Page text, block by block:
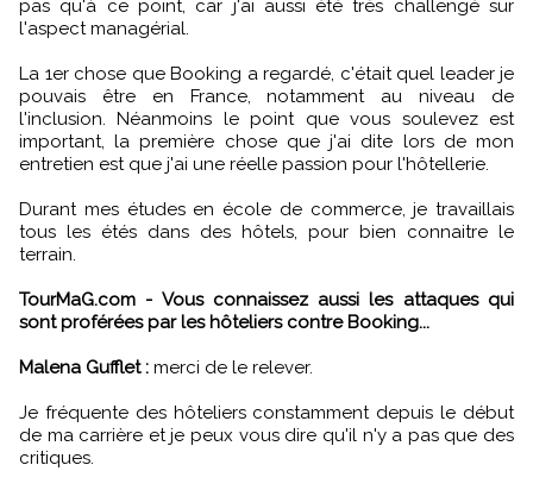
pas qu'à ce point, car j'ai aussi été très challengé sur
l'aspect managérial.
La 1er chose que Booking a regardé, c'était quel leader je
pouvais être en France, notamment au niveau de
l'inclusion. Néanmoins le point que vous soulevez est
important, la première chose que j'ai dite lors de mon
entretien est que j'ai une réelle passion pour l'hôtellerie.
Durant mes études en école de commerce, je travaillais
tous les étés dans des hôtels, pour bien connaitre le
terrain.
TourMaG.com - Vous connaissez aussi les attaques qui
sont proférées par les hôteliers contre Booking...
Malena Gufflet : merci de le relever.
Je fréquente des hôteliers constamment depuis le début
de ma carrière et je peux vous dire qu'il n'y a pas que des
critiques.